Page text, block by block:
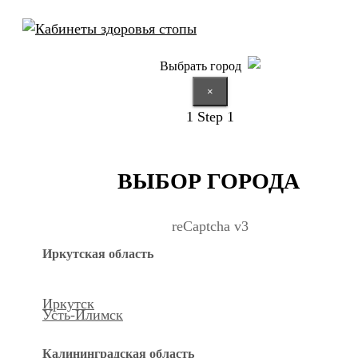
Выбрать город
×
1 Step 1
ВЫБОР ГОРОДА
reCaptcha v3
Иркутская область
Иркутск
Усть-Илимск
Калининградская область